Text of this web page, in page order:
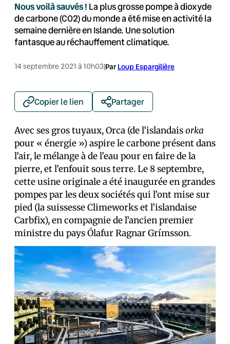
Nous voilà sauvés ! La plus grosse pompe à dioxyde
de carbone (CO2) du monde a été mise en activité la
semaine dernière en Islande. Une solution
fantasque au réchauffement climatique.
14 septembre 2021 à 10h03|Par Loup Espargilière
Copier le lien Partager
Avec ses gros tuyaux, Orca (de l’islandaisorka
pour « énergie ») aspire le carbone présent dans
l’air, le mélange à de l’eau pour en faire de la
pierre, et l’enfouit sous terre. Le 8 septembre,
cette usine originale a été inaugurée en grandes
pompes par les deux sociétés qui l’ont mise sur
pied (la suissesse Climeworks et l’islandaise
Carbfix), en compagnie de l’ancien premier
ministre du pays Ólafur Ragnar Grímsson.